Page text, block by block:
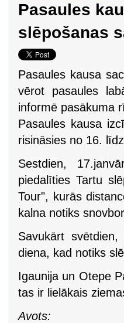
Pasaules
slēpošanas
Pasaules kausa
vērot pasaules
informē pasākuma
Pasaules kausa
risināsies no 16.
Sestdien,
piedalīties Tartu
Tour", kurās
kalna notiks
Savukārt
diena, kad notiks
Igaunija un Otepe
tas ir lielākais